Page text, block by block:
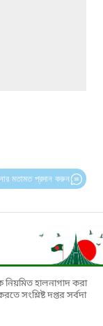
মতামত প্রদান করুন
নিয়মিত হালনাগাদ করা
সংশ্লিষ্ট দপ্তর সর্বদা